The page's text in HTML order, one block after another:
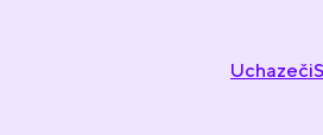
Uchazeči